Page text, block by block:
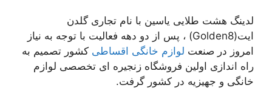
لدینگ هشت طلایی یاسین با نام تجاری گلدن
ایت(Golden8) ، پس از دو دهه فعالیت با توجه به نیاز
امروز در صنعت لوازم خانگی اقساطی کشور تصمیم به
راه اندازی اولین فروشگاه زنجیره ای تخصصی لوازم
خانگی و جهیزیه در کشور گرفت.